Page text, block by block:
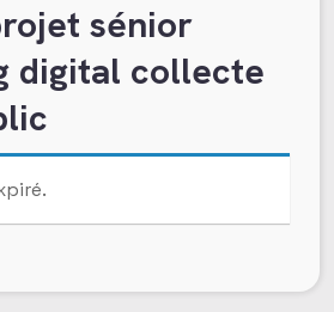
sénior
digital collecte